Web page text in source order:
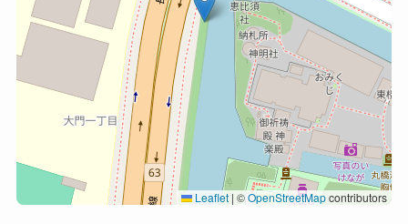
Leaflet | ©OpenStreetMapcontributors